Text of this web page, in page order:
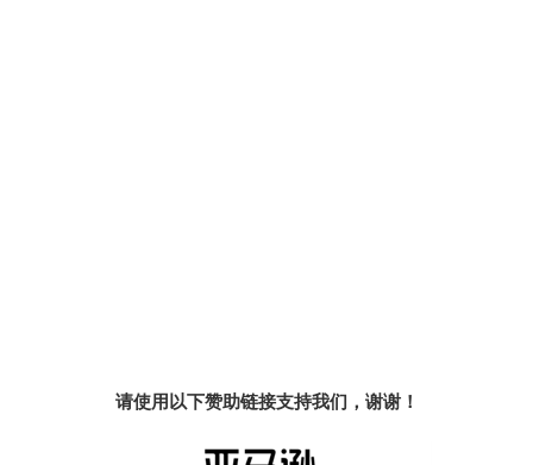
请使用以下赞助链接支持我们，谢谢！